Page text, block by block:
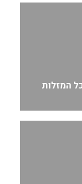
המזלות